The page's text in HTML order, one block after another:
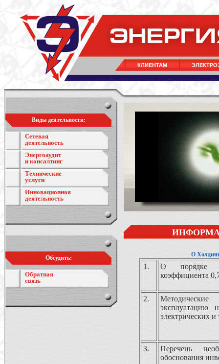
КЛИЕНТАМ
Виды деятельности:
Сетевая
деятельность
Энергоаудит
и консалтинг
Технические
услуги
Инновационная
деятельность
Обсудить:
Обратная
связь
О
1.
О порядке
коэффициента
2.
эксплуатацию
электрических и
3.
Перечень
обоснования